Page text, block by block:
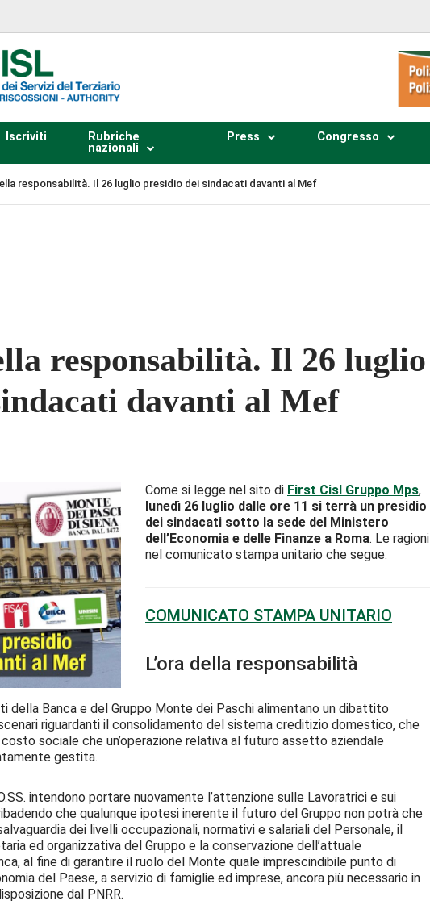
Iscriviti
Rubriche
nazionali
Press Congresso
responsabilità. Il 26 luglio presidio dei sindacati davanti al Mef
responsabilità. Il 26 luglio
davanti al Mef
Come si legge nel sito di First Cisl Gruppo Mps,
lunedì 26 luglio dalle ore 11 si terrà un presidio
dei sindacati sotto la sede del Ministero
dell’Economia e delle Finanze a Roma. Le ragioni
nel comunicato stampa unitario che segue:
COMUNICATO STAMPA UNITARIO
L’ora della responsabilità
della Banca e del Gruppo Monte dei Paschi alimentano un dibattito
riguardanti il consolidamento del sistema creditizio domestico, che
sociale che un’operazione relativa al futuro assetto aziendale
gestita.
intendono portare nuovamente l’attenzione sulle Lavoratrici e sui
che qualunque ipotesi inerente il futuro del Gruppo non potrà che
dei livelli occupazionali, normativi e salariali del Personale, il
ed organizzativa del Gruppo e la conservazione dell’attuale
al fine di garantire il ruolo del Monte quale imprescindibile punto di
del Paese, a servizio di famiglie ed imprese, ancora più necessario in
dal PNRR.